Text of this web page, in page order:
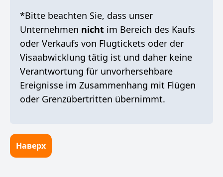
*Bitte beachten Sie, dass unser
Unternehmen nicht im Bereich des Kaufs
oder Verkaufs von Flugtickets oder der
Visaabwicklung tätig ist und daher keine
Verantwortung für unvorhersehbare
Ereignisse im Zusammenhang mit Flügen
oder Grenzübertritten übernimmt.
Наверх